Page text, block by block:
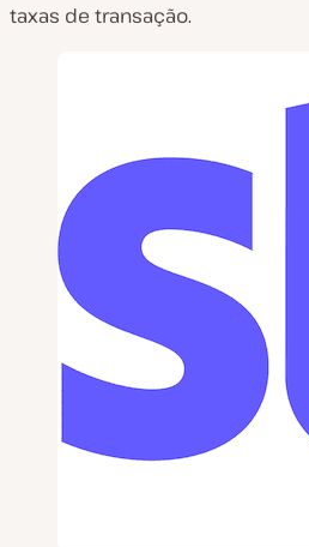
taxas de transação.